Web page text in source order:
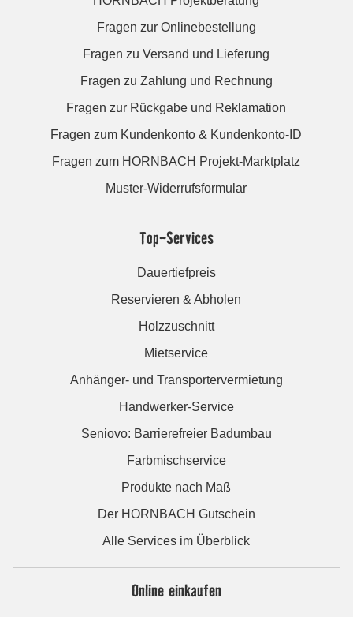
Fragen zur Onlinebestellung
Fragen zu Versand und Lieferung
Fragen zu Zahlung und Rechnung
Fragen zur Rückgabe und Reklamation
Fragen zum Kundenkonto & Kundenkonto-ID
Fragen zum HORNBACH Projekt-Marktplatz
Muster-Widerrufsformular
Top-Services
Dauertiefpreis
Reservieren & Abholen
Holzzuschnitt
Mietservice
Anhänger- und Transportervermietung
Handwerker-Service
Seniovo: Barrierefreier Badumbau
Farbmischservice
Produkte nach Maß
Der HORNBACH Gutschein
Alle Services im Überblick
Online einkaufen